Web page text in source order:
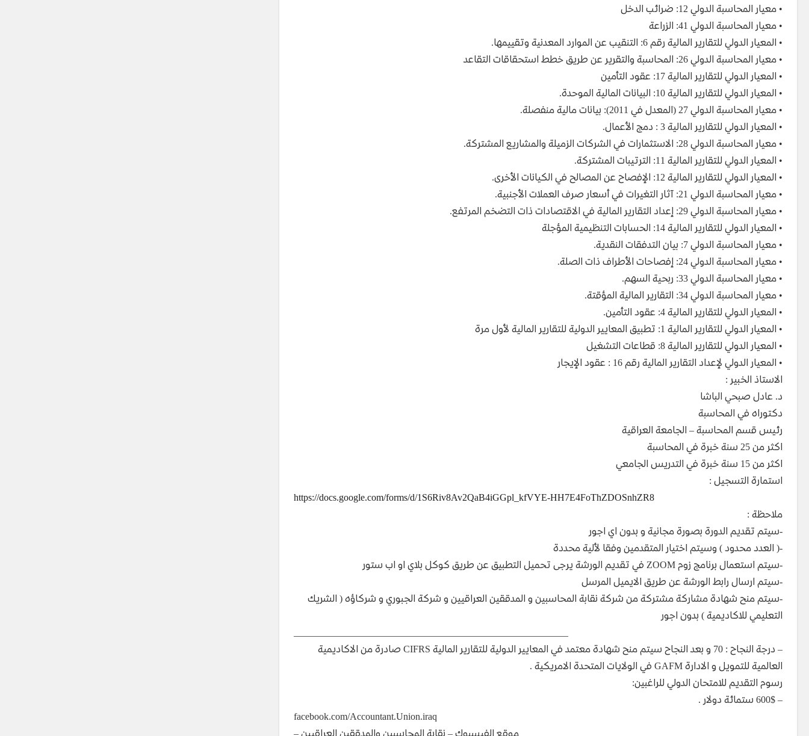
• معيار المحاسبة الدولي 12: ضرائب الدخل
• معيار المحاسبة الدولي 41: الزراعة
• المعيار الدولي للتقارير المالية رقم 6: التنقيب عن الموارد المعدنية وتقييمها.
• معيار المحاسبة الدولي 26: المحاسبة والتقرير عن طريق خطط استحقاقات التقاعد
• المعيار الدولي للتقارير المالية 17: عقود التأمين
• المعيار الدولي للتقارير المالية 10: البيانات المالية الموحدة.
• معيار المحاسبة الدولي 27 (المعدل في 2011): بيانات مالية منفصلة.
• المعيار الدولي للتقارير المالية 3 : دمج الأعمال.
• معيار المحاسبة الدولي 28: الاستثمارات في الشركات الزميلة والمشاريع المشتركة.
• المعيار الدولي للتقارير المالية 11: الترتيبات المشتركة.
• المعيار الدولي للتقارير المالية 12: الإفصاح عن المصالح في الكيانات الأخرى.
• معيار المحاسبة الدولي 21: آثار التغيرات في أسعار صرف العملات الأجنبية.
• معيار المحاسبة الدولي 29: إعداد التقارير المالية في الاقتصادات ذات التضخم المرتفع.
• المعيار الدولي للتقارير المالية 14: الحسابات التنظيمية المؤجلة
• معيار المحاسبة الدولي 7: بيان التدفقات النقدية.
• معيار المحاسبة الدولي 24: إفصاحات الأطراف ذات الصلة.
• معيار المحاسبة الدولي 33: ربحية السهم.
• معيار المحاسبة الدولي 34: التقارير المالية المؤقتة.
• المعيار الدولي للتقارير المالية 4: عقود التأمين.
• المعيار الدولي للتقارير المالية 1: تطبيق المعايير الدولية للتقارير المالية لأول مرة
• المعيار الدولي للتقارير المالية 8: قطاعات التشغيل
• المعيار الدولي لإعداد التقارير المالية رقم 16 : عقود الإيجار
الاستاذ الخبير :
د. عادل صبحي الباشا
دكتوراه في المحاسبة
رئيس قسم المحاسبة – الجامعة العراقية
اكثر من 25 سنة خبرة في المحاسبة
اكثر من 15 سنة خبرة في التدريس الجامعي
استمارة التسجيل :
https://docs.google.com/forms/d/1S6Riv8Av2QaB4iGGpl_kfVYE-HH7E4FoThZDOSnhZR8
ملاحظة :
-سيتم تقديم الدورة بصورة مجانية و بدون اي اجور
-( العدد محدود ) وسيتم اختيار المتقدمين وفقا لألية محددة
-سيتم استعمال برنامج زوم ZOOM في تقديم الورشة يرجى تحميل التطبيق عن طريق كوكل بلاي او اب ستور
-سيتم ارسال رابط الورشة عن طريق الايميل المرسل
-سيتم منح شهادة مشاركة مشتركة من شركة نقابة المحاسبين و المدققين العراقيين و شركة الجبوري و شركاؤه ( الشريك
التعليمي للاكاديمية ) بدون اجور
– درجة النجاح : 70 و بعد النجاح سيتم منح شهادة معتمد في المعايير الدولية للتقارير المالية CIFRS صادرة من الاكاديمية
العالمية للتمويل و الادارة GAFM في الولايات المتحدة الامريكية .
رسوم التقديم للامتحان الدولي للراغبين:
– 600$ ستمائة دولار .
facebook.com/Accountant.Union.iraq